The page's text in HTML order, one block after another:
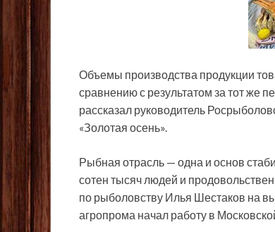
Объемы производства продукции
сравнению с результатом за тот же
рассказал руководитель
«Золотая осень».
Рыбная отрасль — одна и основ
сотен тысяч людей и
по рыболовству Илья Шестаков на
агропрома начал работу в